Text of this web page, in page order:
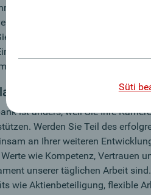
Vertriebstalent und Ihre
Position im
überzeugen mit Ihren
hohes Maß an Eigeninitiative
Team zu arbeiten zeichnen Sie
ist anders, weil Sie Ihre
Werden Sie Teil des
an Ihrer weiteren
wie Kompetenz, Vertrauen
unserer täglichen Arbeit
wie Aktienbeteiligung, flexible
Süti